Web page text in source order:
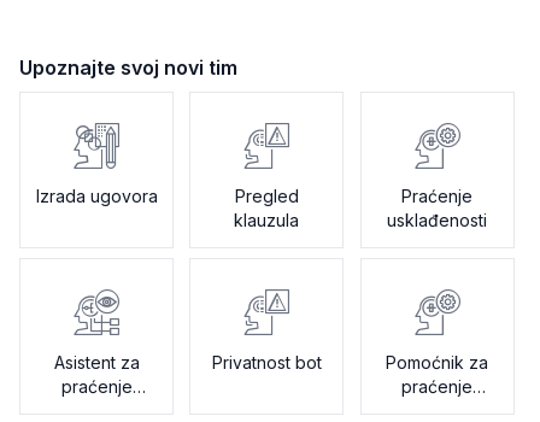
Upoznajte svoj novi tim
Izrada ugovora
Pregled
klauzula
Praćenje
usklađenosti
Asistent za
praćenje
promjena
Privatnost bot
Pomoćnik za
praćenje
revizija